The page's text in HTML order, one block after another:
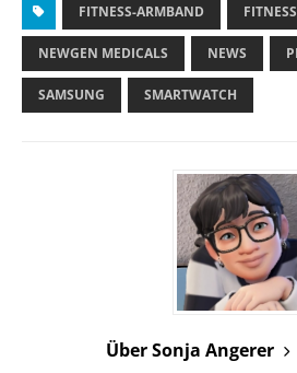
FITNESS-ARMBAND
NEWGEN MEDICALS NEWS
SAMSUNG SMARTWATCH
Über Sonja Angerer